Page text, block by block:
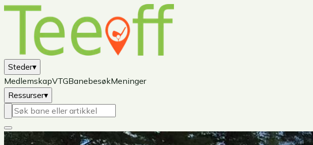
Steder▾
MedlemskapVTGBanebesøkMeninger
Ressurser▾